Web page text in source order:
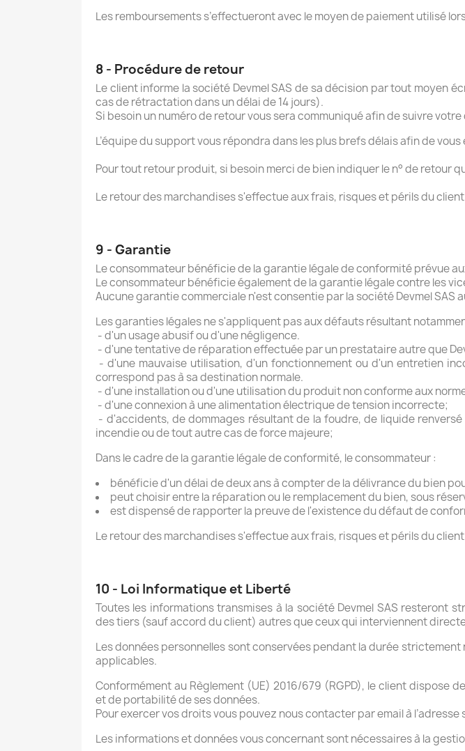
Les remboursements s’effectueront avec le moyen de paiement utilisé
8 - Procédure de retour
Le client informe la société Devmel SAS de sa décision par tout moyen
cas de rétractation dans un délai de 14 jours).
Si besoin un numéro de retour vous sera communiqué afin de suivre
L’équipe du support vous répondra dans les plus brefs délais afin de
Pour tout retour produit, si besoin merci de bien indiquer le n° de retour
Le retour des marchandises s'effectue aux frais, risques et périls du
9 - Garantie
Le consommateur bénéficie de la garantie légale de conformité prévue
Le consommateur bénéficie également de la garantie légale contre les
Aucune garantie commerciale n'est consentie par la société Devmel SAS
Les garanties légales ne s'appliquent pas aux défauts résultant
- d'un usage abusif ou d'une négligence.
- d'une tentative de réparation effectuée par un prestataire autre que
- d'une mauvaise utilisation, d'un fonctionnement ou d'un entretien
correspond pas à sa destination normale.
- d'une installation ou d'une utilisation du produit non conforme aux
- d'une connexion à une alimentation électrique de tension incorrecte;
- d'accidents, de dommages résultant de la foudre, de liquide
incendie ou de tout autre cas de force majeure;
Dans le cadre de la garantie légale de conformité, le consommateur :
bénéficie d'un délai de deux ans à compter de la délivrance du bien
peut choisir entre la réparation ou le remplacement du bien, sous
est dispensé de rapporter la preuve de l'existence du défaut de
Le retour des marchandises s'effectue aux frais, risques et périls du
10 - Loi Informatique et Liberté
Toutes les informations transmises à la société Devmel SAS resteront
des tiers (sauf accord du client) autres que ceux qui interviennent
Les données personnelles sont conservées pendant la durée
applicables.
Conformément au Règlement (UE) 2016/679 (RGPD), le client dispose
et de portabilité de ses données.
Pour exercer vos droits vous pouvez nous contacter par email à
Les informations et données vous concernant sont nécessaires à la